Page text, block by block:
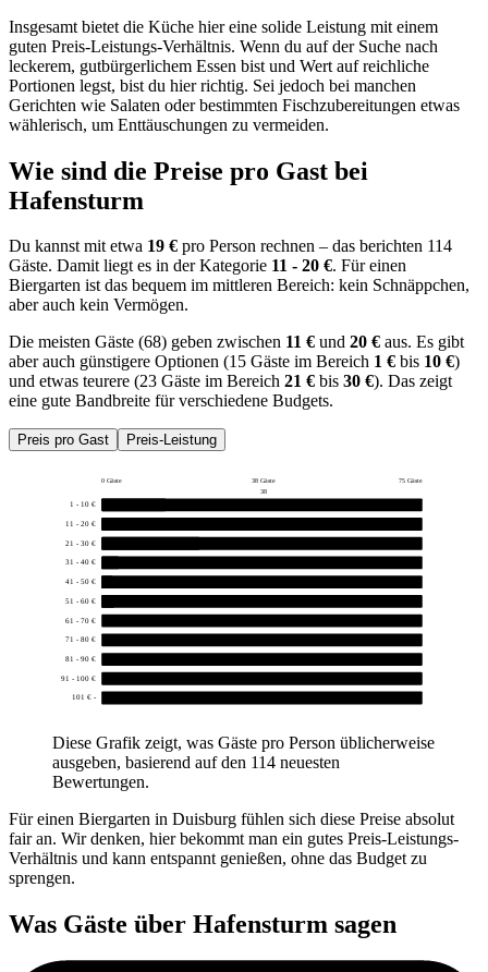
Insgesamt bietet die Küche hier eine solide Leistung mit einem
guten Preis-Leistungs-Verhältnis. Wenn du auf der Suche nach
leckerem, gutbürgerlichem Essen bist und Wert auf reichliche
Portionen legst, bist du hier richtig. Sei jedoch bei manchen
Gerichten wie Salaten oder bestimmten Fischzubereitungen etwas
wählerisch, um Enttäuschungen zu vermeiden.
Wie sind die Preise pro Gast bei
Hafensturm
Du kannst mit etwa 19 € pro Person rechnen – das berichten 114
Gäste. Damit liegt es in der Kategorie 11 - 20 €. Für einen
Biergarten ist das bequem im mittleren Bereich: kein Schnäppchen,
aber auch kein Vermögen.
Die meisten Gäste (68) geben zwischen 11 € und 20 € aus. Es gibt
aber auch günstigere Optionen (15 Gäste im Bereich 1 € bis 10 €)
und etwas teurere (23 Gäste im Bereich 21 € bis 30 €). Das zeigt
eine gute Bandbreite für verschiedene Budgets.
Preis pro Gast Preis-Leistung
0 Gäste 38 Gäste
75 Gäste
38
1 - 10 €
11 - 20 €
21 - 30 €
31 - 40 €
41 - 50 €
51 - 60 €
61 - 70 €
71 - 80 €
81 - 90 €
91 - 100 €
101 € -
Diese Grafik zeigt, was Gäste pro Person üblicherweise
ausgeben, basierend auf den 114 neuesten
Bewertungen.
Für einen Biergarten in Duisburg fühlen sich diese Preise absolut
fair an. Wir denken, hier bekommt man ein gutes Preis-Leistungs-
Verhältnis und kann entspannt genießen, ohne das Budget zu
sprengen.
Was Gäste über Hafensturm sagen